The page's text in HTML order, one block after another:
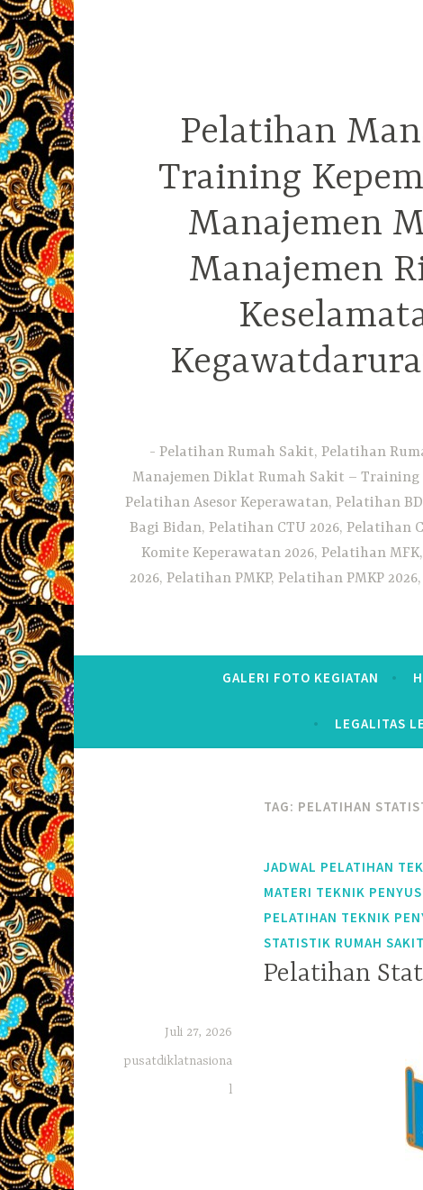
Pelatihan
Training
Manajemen
Manajemen
Pelatihan Rumah Sakit, Pelatihan
Manajemen Diklat Rumah Sakit – Training
Pelatihan Asesor Keperawatan, Pelatihan
Bagi Bidan, Pelatihan CTU 2026, Pelatihan
Komite Keperawatan 2026, Pelatihan
2026, Pelatihan PMKP, Pelatihan PMKP
GALERI FOTO KEGIATAN
LEGALITAS
TAG: PELATIHAN
JADWAL PELATIHAN
MATERI TEKNIK
PELATIHAN TEKNIK
STATISTIK RUMAH SAKIT
Pelatihan
Juli 27, 2026
pusatdiklatnasiona
l